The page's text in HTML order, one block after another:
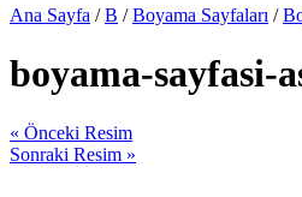
Ana Sayfa /B /Boyama Sayfaları /
boyama-sayfasi-
« Önceki Resim
Sonraki Resim »